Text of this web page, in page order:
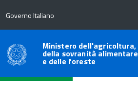
Governo Italiano
Ministero dell'agricoltura,
della sovranità alimentare
e delle foreste